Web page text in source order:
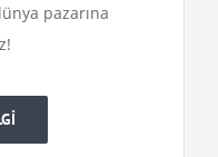
pazarına